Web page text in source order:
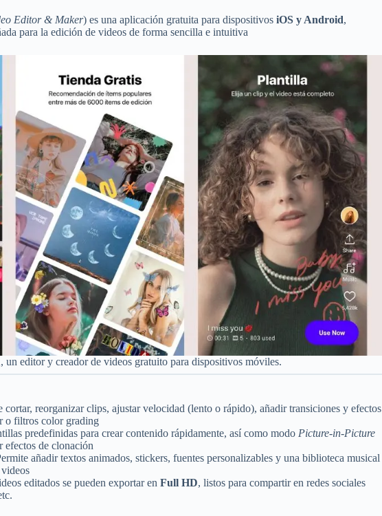
Editor & Maker) es una aplicación gratuita para dispositivos iOS y Android,
para la edición de videos de forma sencilla e intuitiva
editor y creador de videos gratuito para dispositivos móviles.
cortar, reorganizar clips, ajustar velocidad (lento o rápido), añadir transiciones y efectos
o filtros color grading
predefinidas para crear contenido rápidamente, así como modo Picture-in-Picture
efectos de clonación
añadir textos animados, stickers, fuentes personalizables y una biblioteca musical
editados se pueden exportar en Full HD, listos para compartir en redes sociales